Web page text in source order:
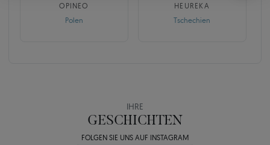
OPINEO
Polen
HEUREKA
Tschechien
IHRE
GESCHICHTEN
FOLGEN SIE UNS AUF INSTAGRAM